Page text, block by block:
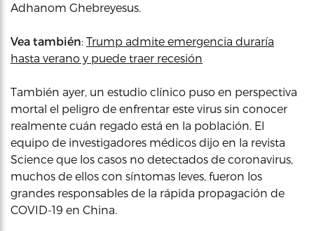
Adhanom Ghebreyesus.
Vea también: Trump admite emergencia duraría
hasta verano y puede traer recesión
También ayer, un estudio clínico puso en perspectiva
mortal el peligro de enfrentar este virus sin conocer
realmente cuán regado está en la población. El
equipo de investigadores médicos dijo en la revista
Science que los casos no detectados de coronavirus,
muchos de ellos con síntomas leves, fueron los
grandes responsables de la rápida propagación de
COVID-19 en China.